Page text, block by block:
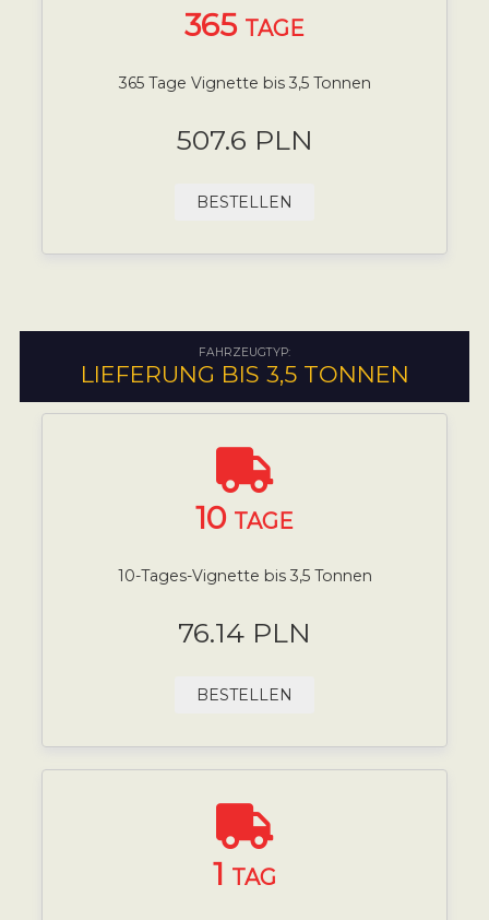
365 TAGE
365 Tage Vignette bis 3,5 Tonnen
507.6 PLN
BESTELLEN
FAHRZEUGTYP:
LIEFERUNG BIS 3,5 TONNEN
10 TAGE
10-Tages-Vignette bis 3,5 Tonnen
76.14 PLN
BESTELLEN
1 TAG